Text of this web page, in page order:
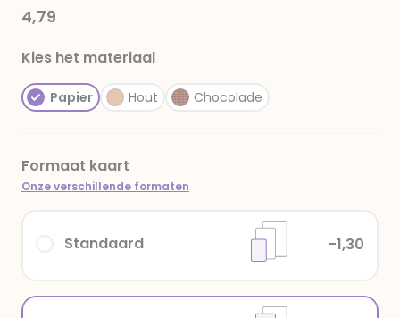
4,79
Kies het materiaal
Papier Hout Chocolade
Formaat kaart
Onze verschillende formaten
Standaard -1,30